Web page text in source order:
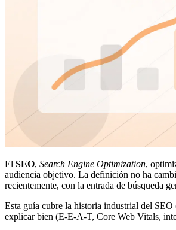
El SEO, Search Engine Optimization,
audiencia objetivo. La definición no ha
recientemente, con la entrada de búsqueda
Esta guía cubre la historia industrial del
explicar bien (E-E-A-T, Core Web Vitals,